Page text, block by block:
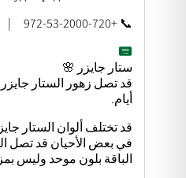
📞 +972-53-2000-720 | 💬 WhatsApp: +972-53-2000-730
ستار جايزر 🌸
قد تصل زهور الستار
أيام.
قد تختلف ألوان الستار
في بعض الأحيان قد تصل
الباقة بلون موحد وليس